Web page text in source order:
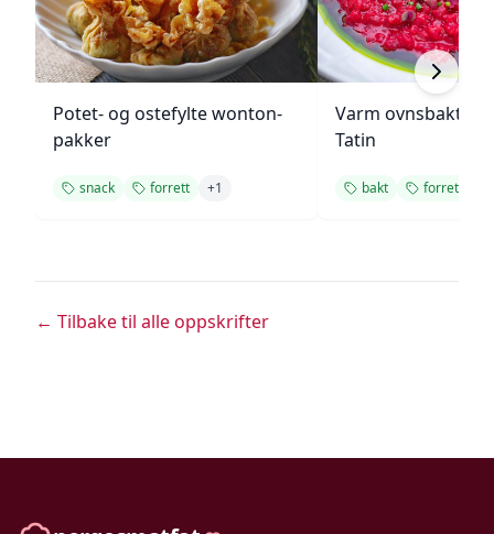
Potet- og ostefylte wonton-
pakker
snack forrett +1
Varm ovnsbakt
Tatin
bakt forrett
← Tilbake til alle oppskrifter